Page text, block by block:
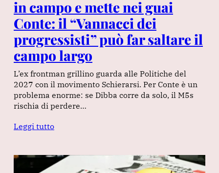
in campo e mette nei guai
Conte: il “Vannacci dei
progressisti” può far saltare il
campo largo
L’ex frontman grillino guarda alle Politiche del
2027 con il movimento Schierarsi. Per Conte è un
problema enorme: se Dibba corre da solo, il M5s
rischia di perdere…
Leggi tutto